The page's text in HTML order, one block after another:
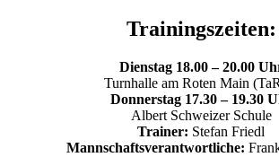
Trainingszeiten:
Dienstag 18.00 – 20.00
Turnhalle am Roten Main
Donnerstag 17.30 – 19.30
Albert Schweizer Schule
Trainer: Stefan Friedl
Mannschaftsverantwortliche: